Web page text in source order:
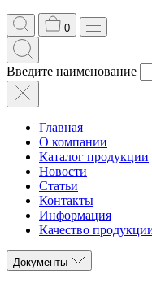
0
Введите наименование
Главная
О компании
Каталог продукции
Новости
Статьи
Контакты
Информация
Качество
Документы